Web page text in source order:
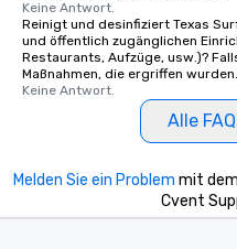
Keine Antwort.
Reinigt und desinfiziert Texas
und öffentlich zugänglichen
Restaurants, Aufzüge, usw.)?
Maßnahmen, die ergriffen wurden.
Keine Antwort.
Alle
Melden Sie ein Problem mit
Cvent